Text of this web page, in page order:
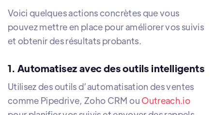
Voici quelques actions concrètes que vous
pouvez mettre en place pour améliorer vos suivis
et obtenir des résultats probants.
1. Automatisez avec des outils intelligents
Utilisez des outils d’automatisation des ventes
comme Pipedrive, Zoho CRM ou Outreach.io